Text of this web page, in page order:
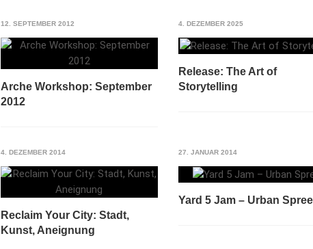
12. SEPTEMBER 2012
Arche Workshop: September
2012
4. DEZEMBER 2025
Release: The Art of
Storytelling
4. DEZEMBER 2014
Reclaim Your City: Stadt,
Kunst, Aneignung
27. JANUAR 2014
Yard 5 Jam – Urban Spree